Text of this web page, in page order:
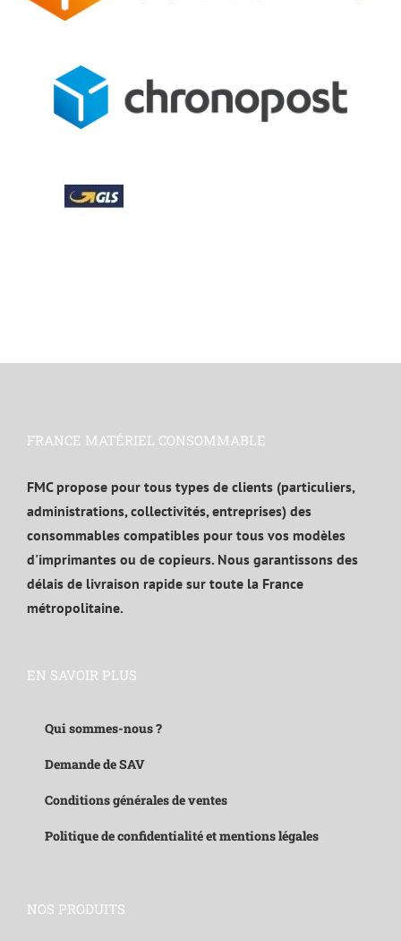
FRANCE MATÉRIEL CONSOMMABLE
FMC propose pour tous types de clients (particuliers,
administrations, collectivités, entreprises) des
consommables compatibles pour tous vos modèles
d'imprimantes ou de copieurs. Nous garantissons des
délais de livraison rapide sur toute la France
métropolitaine.
EN SAVOIR PLUS
Qui sommes-nous ?
Demande de SAV
Conditions générales de ventes
Politique de confidentialité et mentions légales
NOS PRODUITS